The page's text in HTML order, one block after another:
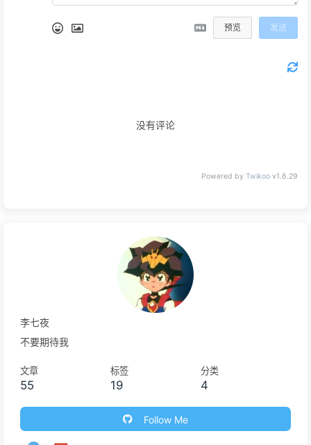
预览 发送
没有评论
Powered by Twikoo v1.6.29
李七夜
不要期待我
文章
55
标签
19
分类
4
Follow Me